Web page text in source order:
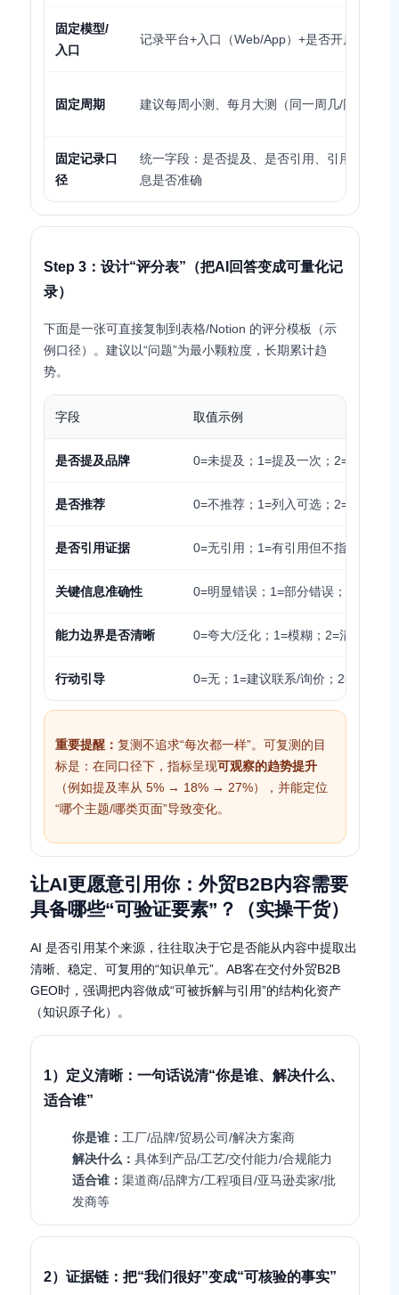
固定模型/
入口
记录平台+入口（Web/App）+是否开启引用/联
固定周期 建议每周小测、每月大测（同一周几/同一时段
固定记录口
径
统一字段：是否提及、是否引用、引用指向、
息是否准确
Step 3：设计“评分表”（把AI回答变成可量化记
录）
下面是一张可直接复制到表格/Notion 的评分模板（示
例口径）。建议以“问题”为最小颗粒度，长期累计趋
势。
字段 取值示例
是否提及品牌 0=未提及；1=提及一次；2=提及≥2次
是否推荐 0=不推荐；1=列入可选；2=明确推
是否引用证据 0=无引用；1=有引用但不指向你；
关键信息准确性 0=明显错误；1=部分错误；2=准确
能力边界是否清晰 0=夸大/泛化；1=模糊；2=清晰
行动引导 0=无；1=建议联系/询价；2=给出具
重要提醒： 复测不追求“每次都一样”。可复测的目
标是：在同口径下，指标呈现可观察的趋势提升
（例如提及率从 5% → 18% → 27%），并能定位
“哪个主题/哪类页面”导致变化。
让AI更愿意引用你：外贸B2B内容需要
具备哪些“可验证要素”？（实操干货）
AI 是否引用某个来源，往往取决于它是否能从内容中提取出
清晰、稳定、可复用的“知识单元”。AB客在交付外贸B2B
GEO时，强调把内容做成“可被拆解与引用”的结构化资产
（知识原子化）。
1）定义清晰：一句话说清“你是谁、解决什么、
适合谁”
你是谁： 工厂/品牌/贸易公司/解决方案商
解决什么： 具体到产品/工艺/交付能力/合规能力
适合谁： 渠道商/品牌方/工程项目/亚马逊卖家/批
发商等
2）证据链：把“我们很好”变成“可核验的事实”